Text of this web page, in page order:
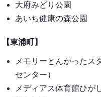
大府みどり公園
あいち健康の森公園
【東浦町】
メモリーとんがったス
センター）
メディアス体育館ひが